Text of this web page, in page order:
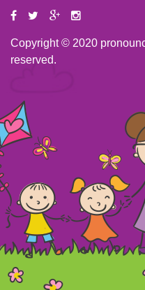
Copyright © 2020
reserved.